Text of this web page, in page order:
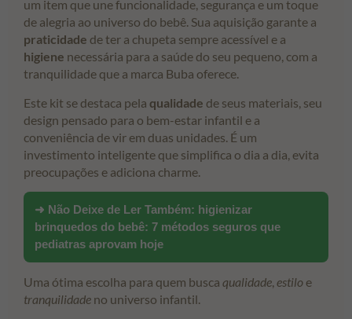
um item que une funcionalidade, segurança e um toque
de alegria ao universo do bebê. Sua aquisição garante a
praticidade de ter a chupeta sempre acessível e a
higiene necessária para a saúde do seu pequeno, com a
tranquilidade que a marca Buba oferece.
Este kit se destaca pela qualidade de seus materiais, seu
design pensado para o bem-estar infantil e a
conveniência de vir em duas unidades. É um
investimento inteligente que simplifica o dia a dia, evita
preocupações e adiciona charme.
➜ Não Deixe de Ler Também: higienizar
brinquedos do bebê: 7 métodos seguros que
pediatras aprovam hoje
Uma ótima escolha para quem busca qualidade, estilo e
tranquilidade no universo infantil.